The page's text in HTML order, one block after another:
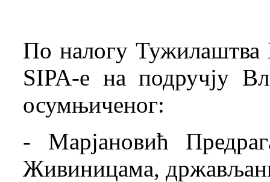
По налогу Тужилаштва
SIPA-е на подручју
осумњиченог:
- Марјановић
Живиницама,